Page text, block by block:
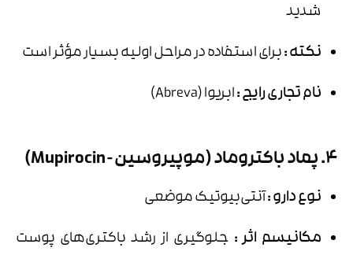
شدید
نکته:برای استفاده در مراحل اولیه بسیار مؤثر است
نام تجاری رایج:ابریوا (Abreva)
4. پماد باکتروماد (موپیروسین - Mupirocin)
نوع دارو:آنتی‌بیوتیک موضعی
مکانیسم اثر: جلوگیری از رشد باکتری‌های پوست